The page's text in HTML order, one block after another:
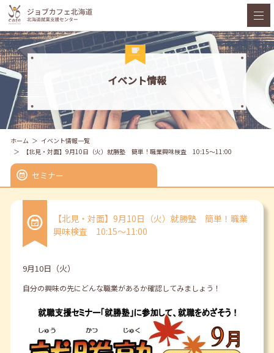
イベント情報
ホーム
イベント情報一覧
【北見・対面】9月10日（火）就勝塾 簡単！職業興味検査 10:15～11:00
セミナー
【北見・対面】9月10日（火）就勝塾 簡単！職業
興味検査 10:15～11:00
9月10日（火）
自分の興味の先にどんな職業があるか確認してみましょう！